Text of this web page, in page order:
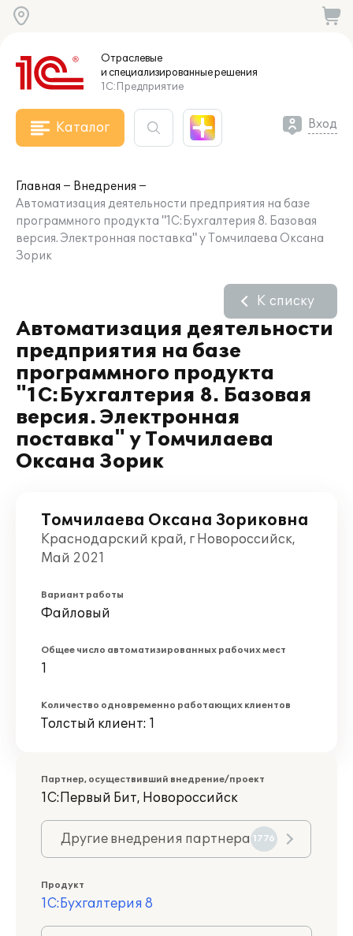
Отраслевые
и специализированныерешения
1С:Предприятие
Каталог Вход
Главная
Внедрения
Автоматизация деятельности предприятия на базе
программного продукта "1С:Бухгалтерия 8. Базовая
версия. Электронная поставка" у Томчилаева Оксана
Зорик
Автоматизация деятельности
предприятия на базе
программного продукта
"1С:Бухгалтерия 8. Базовая
версия. Электронная
поставка" у Томчилаева
Оксана Зорик
К списку
Томчилаева Оксана Зориковна
Краснодарский край, г Новороссийск,
Май 2021
Вариант работы
Файловый
Общее число автоматизированных рабочих мест
1
Количество одновременно работающих клиентов
Толстый клиент: 1
Партнер, осуществивший внедрение/проект
1С:Первый Бит, Новороссийск
Другие внедрения партнера 1776
Продукт
1С:Бухгалтерия 8